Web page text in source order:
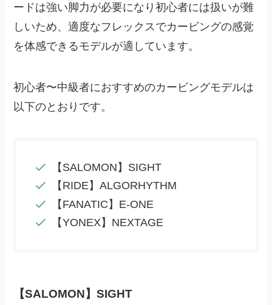
ードは強い脚力が必要になり初心者には扱いが難
しいため、適度なフレックスでカービングの感覚
を体感できるモデルが適しています。
初心者〜中級者におすすめのカービングモデルは
以下のとおりです。
【SALOMON】SIGHT
【RIDE】ALGORHYTHM
【FANATIC】E-ONE
【YONEX】NEXTAGE
【SALOMON】SIGHT